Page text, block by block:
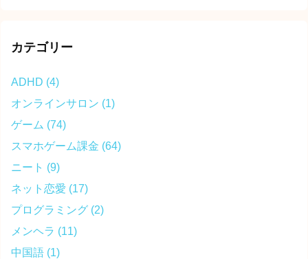
カテゴリー
ADHD (4)
オンラインサロン (1)
ゲーム (74)
スマホゲーム課金 (64)
ニート (9)
ネット恋愛 (17)
プログラミング (2)
メンヘラ (11)
中国語 (1)